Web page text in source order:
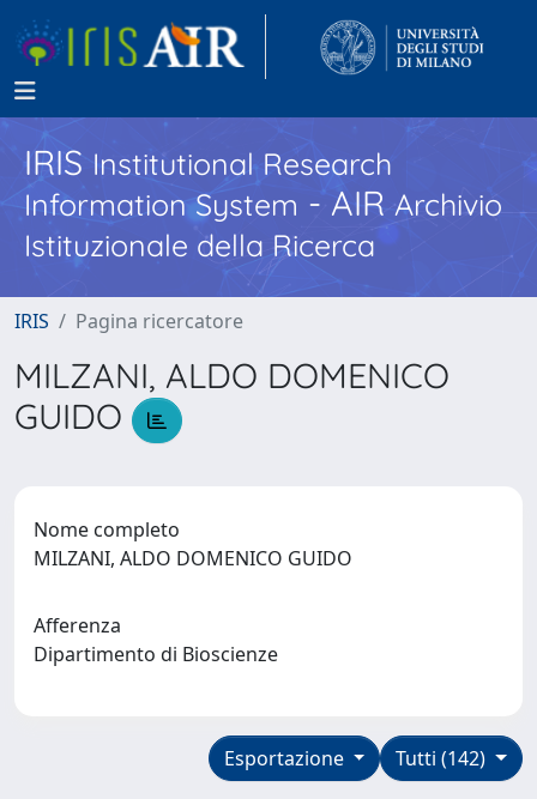
IRISInstitutional Research
Information System - AIR Archivio
Istituzionale della Ricerca
IRIS Pagina ricercatore
MILZANI, ALDO DOMENICO
GUIDO
Nome completo
MILZANI, ALDO DOMENICO GUIDO
Afferenza
Dipartimento di Bioscienze
Tutti (142)
Esportazione